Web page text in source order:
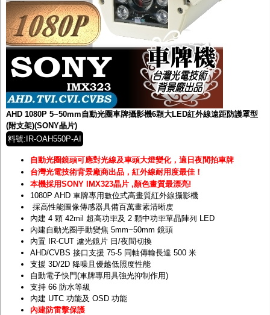
AHD 1080P 5~50mm自動光圈車牌攝影機6顆大LED紅外線遠距防護罩型
(附支架)(SONY晶片)
料號:IR-OAH550P-AI
自動光圈鏡頭可應對光線及車頭大燈變化，適日夜間拍車牌
台灣光電技術背景廠商出品，紅外線耐用度最佳！
本機採用SONY IMX323晶片 ,顏色畫質最漂亮!
1080P AHD 車牌專用數位式高畫質紅外線攝影機
採高性能圖像傳感器具備百萬畫素清晰度
內建 4 顆 42mil 超高功率及 2 顆中功率單晶陣列 LED
內建自動光圈手動變焦 5mm~50mm 鏡頭
內置 IR-CUT 濾光鏡片 日/夜間切換
AHD/CVBS 接口支援 75-5 同軸傳輸長達 500 米
支援 3D/2D 降噪且優越低照度性能
自動電子快門(車牌專用具強光抑制作用)
支持 66 防水等級
內建 UTC 功能及 OSD 功能
內建防雷擊保護